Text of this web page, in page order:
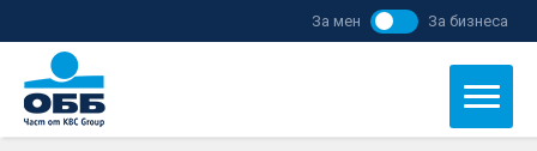
За мен За бизнеса